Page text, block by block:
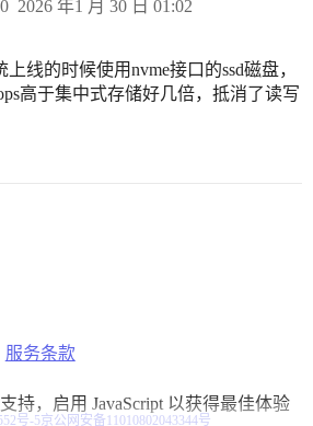
2026 年1 月 30 日 01:02
线的时候使用nvme接口的ssd磁盘，
高于集中式存储好几倍，抵消了读写
服务条款
持，启用 JavaScript 以获得最佳体验
号-5京公网安备11010802043344号